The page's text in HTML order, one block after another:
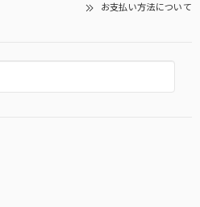
お支払い方法について